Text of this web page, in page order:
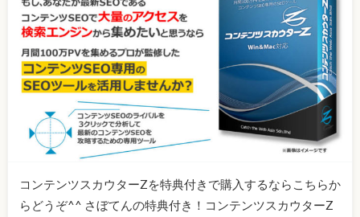
コンテンツスカウターZを特典付きで購入するならこちらか
らどうぞ^^ さぼてんの特典付き！コンテンツスカウターZ